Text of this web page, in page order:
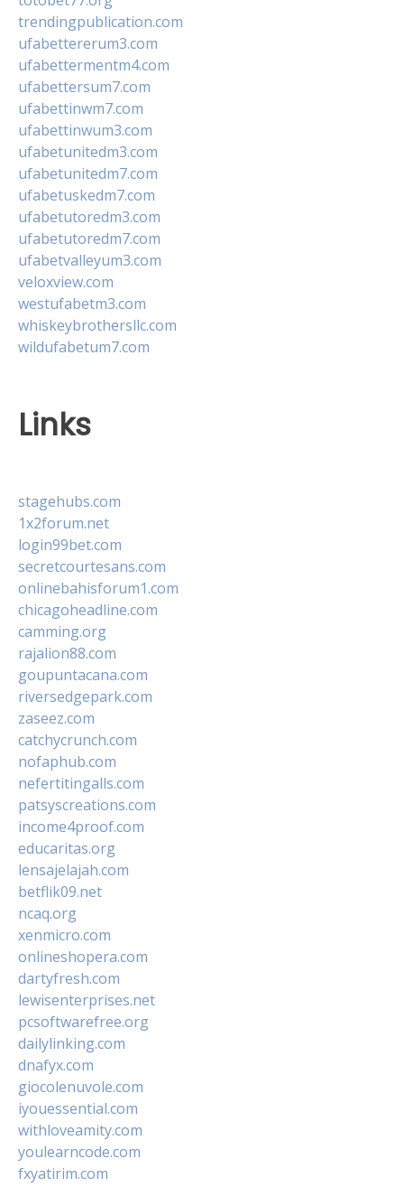
trendingpublication.com
ufabettererum3.com
ufabettermentm4.com
ufabettersum7.com
ufabettinwm7.com
ufabettinwum3.com
ufabetunitedm3.com
ufabetunitedm7.com
ufabetuskedm7.com
ufabetutoredm3.com
ufabetutoredm7.com
ufabetvalleyum3.com
veloxview.com
westufabetm3.com
whiskeybrothersllc.com
wildufabetum7.com
Links
stagehubs.com
1x2forum.net
login99bet.com
secretcourtesans.com
onlinebahisforum1.com
chicagoheadline.com
camming.org
rajalion88.com
goupuntacana.com
riversedgepark.com
zaseez.com
catchycrunch.com
nofaphub.com
nefertitingalls.com
patsyscreations.com
income4proof.com
educaritas.org
lensajelajah.com
betflik09.net
ncaq.org
xenmicro.com
onlineshopera.com
dartyfresh.com
lewisenterprises.net
pcsoftwarefree.org
dailylinking.com
dnafyx.com
giocolenuvole.com
iyouessential.com
withloveamity.com
youlearncode.com
fxyatirim.com